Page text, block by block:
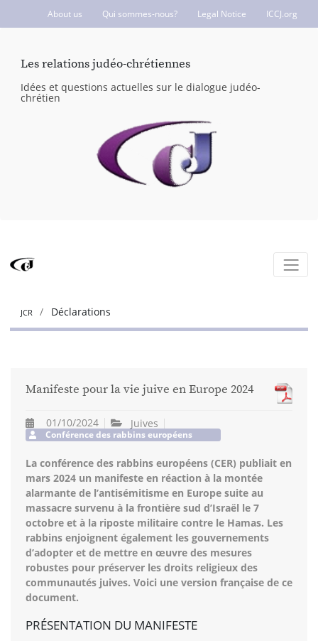
About us Qui sommes-nous? Legal Notice ICCJ.org
Les relations judéo-chrétiennes
Idées et questions actuelles sur le dialogue judéo-
chrétien
JCR Déclarations
Manifeste pour la vie juive en Europe 2024
01/10/2024 Juives
Conférence des rabbins européens
La conférence des rabbins européens (CER) publiait en
mars 2024 un manifeste en réaction à la montée
alarmante de l’antisémitisme en Europe suite au
massacre survenu à la frontière sud d’Israël le 7
octobre et à la riposte militaire contre le Hamas. Les
rabbins enjoignent également les gouvernements
d’adopter et de mettre en œuvre des mesures
robustes pour préserver les droits religieux des
communautés juives. Voici une version française de ce
document.
PRÉSENTATION DU MANIFESTE